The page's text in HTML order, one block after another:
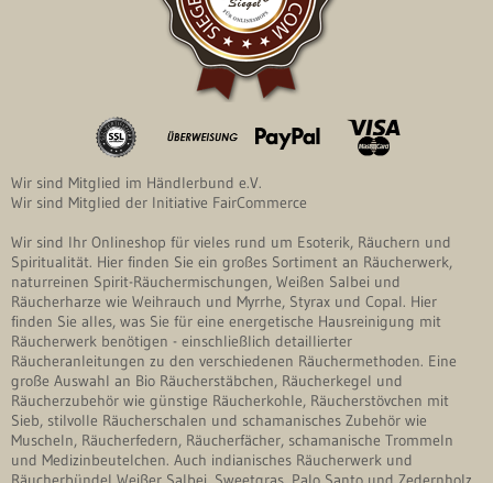
Wir sind Mitglied im Händlerbund e.V.
Wir sind Mitglied der Initiative FairCommerce
Wir sind Ihr Onlineshop für vieles rund um Esoterik, Räuchern und
Spiritualität. Hier finden Sie ein großes Sortiment an Räucherwerk,
naturreinen Spirit-Räuchermischungen, Weißen Salbei und
Räucherharze wie Weihrauch und Myrrhe, Styrax und Copal. Hier
finden Sie alles, was Sie für eine energetische Hausreinigung mit
Räucherwerk benötigen - einschließlich detaillierter
Räucheranleitungen zu den verschiedenen Räuchermethoden. Eine
große Auswahl an Bio Räucherstäbchen, Räucherkegel und
Räucherzubehör wie günstige Räucherkohle, Räucherstövchen mit
Sieb, stilvolle Räucherschalen und schamanisches Zubehör wie
Muscheln, Räucherfedern, Räucherfächer, schamanische Trommeln
und Medizinbeutelchen. Auch indianisches Räucherwerk und